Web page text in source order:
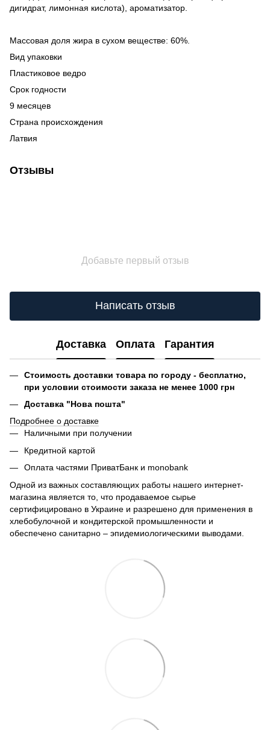
дигидрат, лимонная кислота), ароматизатор.
Массовая доля жира в сухом веществе: 60%.
Вид упаковки
Пластиковое ведро
Срок годности
9 месяцев
Страна происхождения
Латвия
Отзывы
Добавьте первый отзыв
Написать отзыв
Доставка Оплата Гарантия
Стоимость доставки товара по городу - бесплатно,
при условии стоимости заказа не менее 1000 грн
Доставка "Нова пошта"
Подробнее о доставке
Наличными при получении
Кредитной картой
Оплата частями ПриватБанк и monobank
Одной из важных составляющих работы нашего интернет-
магазина является то, что продаваемое сырье
сертифицировано в Украине и разрешено для применения в
хлебобулочной и кондитерской промышленности и
обеспечено санитарно – эпидемиологическими выводами.